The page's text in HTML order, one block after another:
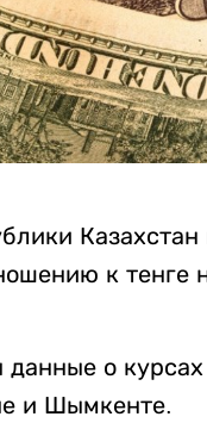
к тенге
данные о
и Шымкенте.